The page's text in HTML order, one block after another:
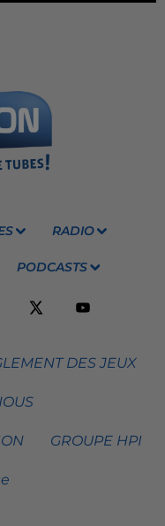
RADIO
PODCASTS
DES JEUX
GROUPE HPI